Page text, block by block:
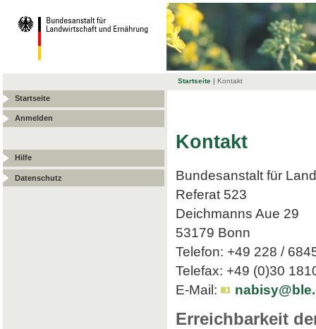
Startseite | Kontakt
Startseite
Anmelden
Hilfe
Datenschutz
Kontakt
Bundesanstalt für
Referat 523
Deichmanns Aue 29
53179 Bonn
Telefon: +49 228 /
Telefax: +49 (0)30
E-Mail:
Erreichbarkeit